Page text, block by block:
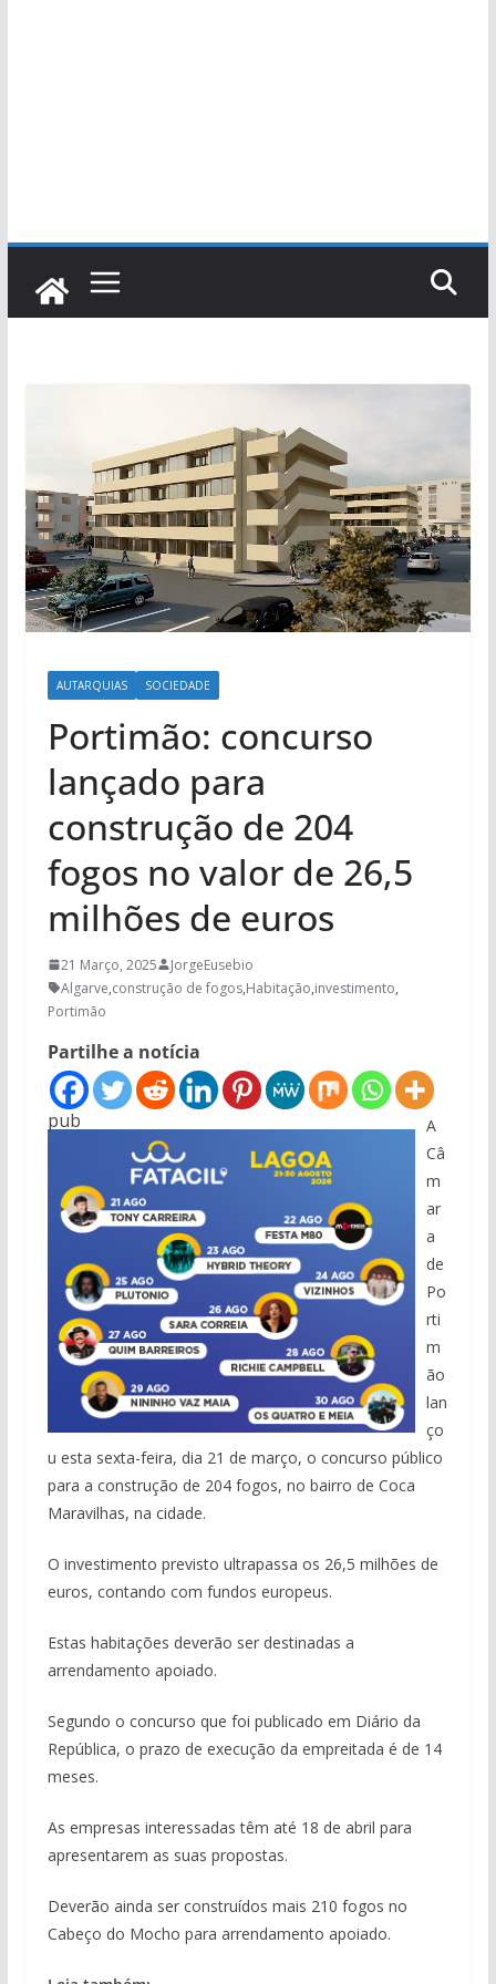
AUTARQUIAS SOCIEDADE
Portimão: concurso
lançado para
construção de 204
fogos no valor de 26,5
milhões de euros
21 Março, 2025
JorgeEusebio
Algarve,construção de fogos,Habitação,investimento,
Portimão
Partilhe a notícia
pub
A
Câ
m
ar
a
de
Po
rti
m
ão
lan
ço
u esta sexta-feira, dia 21 de março, o concurso público
para a construção de 204 fogos, no bairro de Coca
Maravilhas, na cidade.
O investimento previsto ultrapassa os 26,5 milhões de
euros, contando com fundos europeus.
Estas habitações deverão ser destinadas a
arrendamento apoiado.
Segundo o concurso que foi publicado em Diário da
República, o prazo de execução da empreitada é de 14
meses.
As empresas interessadas têm até 18 de abril para
apresentarem as suas propostas.
Deverão ainda ser construídos mais 210 fogos no
Cabeço do Mocho para arrendamento apoiado.